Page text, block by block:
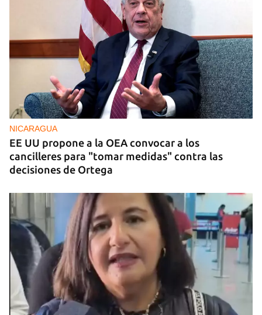
NICARAGUA
EE UU propone a la OEA convocar a los
cancilleres para "tomar medidas" contra las
decisiones de Ortega